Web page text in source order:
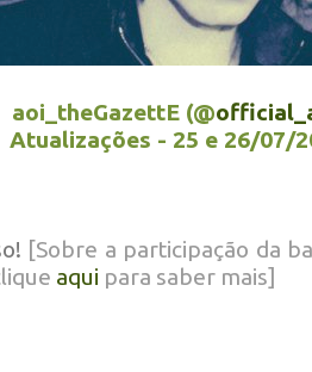
aoi_theGazettE (@
Atualizações - 25 e 26/07/
[Sobre a participação da
aqui para saber mais]